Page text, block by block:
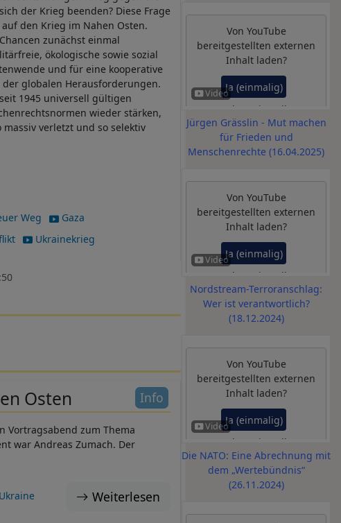
der Krieg beenden? Diese Frage
den Krieg im Nahen Osten.
zunächst einmal
ökologische sowie sozial
und für eine kooperative
globalen Herausforderungen.
1945 universell gültigen
wieder stärken,
verletzt und so selektiv
Weg
Gaza
Ukrainekrieg
Info
Osten
Vortragsabend zum Thema
war Andreas Zumach. Der
Weiterlesen
Ukraine
Von YouTube
bereitgestellten externen
Inhalt laden?
Ja (einmalig)
Datenschutzeinstellungen
verwalten
Jürgen Grässlin - Mut machen
für Frieden und
Menschenrechte (16.04.2025)
Von YouTube
bereitgestellten externen
Inhalt laden?
Ja (einmalig)
Datenschutzeinstellungen
verwalten
Nordstream-Terroranschlag:
Wer ist verantwortlich?
(18.12.2024)
Von YouTube
bereitgestellten externen
Inhalt laden?
Ja (einmalig)
Datenschutzeinstellungen
verwalten
Die NATO: Eine Abrechnung mit
dem „Wertebündnis“
(26.11.2024)